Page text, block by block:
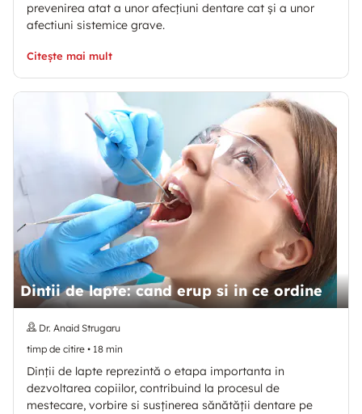
prevenirea atat a unor afecțiuni dentare cat și a unor
afectiuni sistemice grave.
Citește mai mult
Dintii de lapte: cand erup si in ce ordine
Dr. Anaid Strugaru
timp de citire • 18 min
Dinții de lapte reprezintă o etapa importanta in
dezvoltarea copiilor, contribuind la procesul de
mestecare, vorbire si susținerea sănătății dentare pe